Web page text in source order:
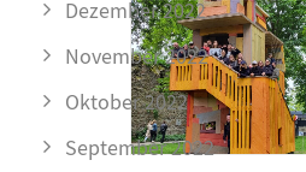
Dezember 2022
November 2022
Oktober 2022
September 2022